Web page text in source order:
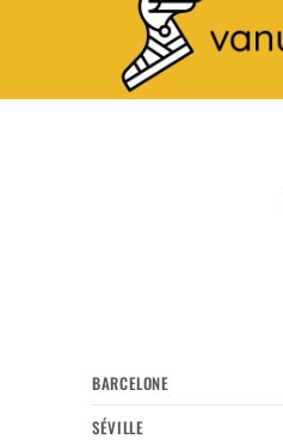
BARCELONE
SÉVILLE